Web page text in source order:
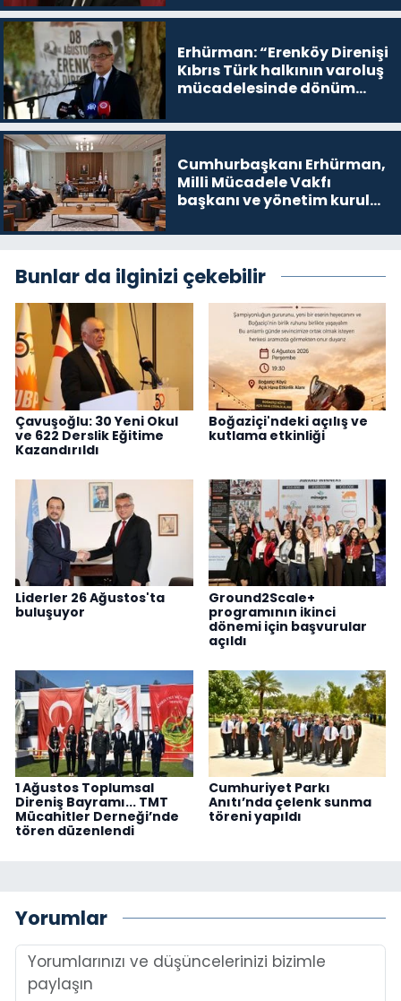
devam edeceğim’ dediği
Erhürman: “Erenköy Direnişi
Kıbrıs Türk halkının varoluş
mücadelesinde dönüm
Cumhurbaşkanı Erhürman,
Milli Mücadele Vakfı
başkanı ve yönetim kurulu
Bunlar da ilginizi çekebilir
Çavuşoğlu: 30 Yeni Okul
ve 622 Derslik Eğitime
Kazandırıldı
Boğaziçi'ndeki açılış ve
kutlama etkinliği
Liderler 26 Ağustos'ta
buluşuyor
Ground2Scale+
programının ikinci
dönemi için başvurular
açıldı
1 Ağustos Toplumsal
Direniş Bayramı... TMT
Mücahitler Derneği’nde
tören düzenlendi
Cumhuriyet Parkı
Anıtı’nda çelenk sunma
töreni yapıldı
Yorumlar